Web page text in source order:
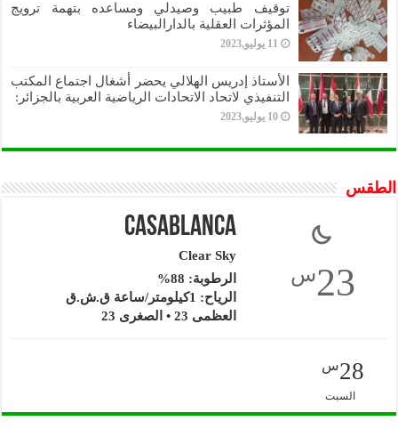
توقيف طبيب وصيدلي ومساعده بتهمة ترويج
المؤثرات العقلية بالدارالبيضاء
11 يوليو,2023
الأستاذ إدريس الهلالي يحضر أشغال اجتماع المكتب
التنفيذي لاتحاد الاتحادات الرياضية العربية بالجزائر:
10 يوليو,2023
الطقس
23س
Casablanca
Clear Sky
الرطوبة: 88%
الرياح: 1كيلومتر/ساعة ق.ش.ق‎
العظمى 23 • الصغرى 23
28س
السبت